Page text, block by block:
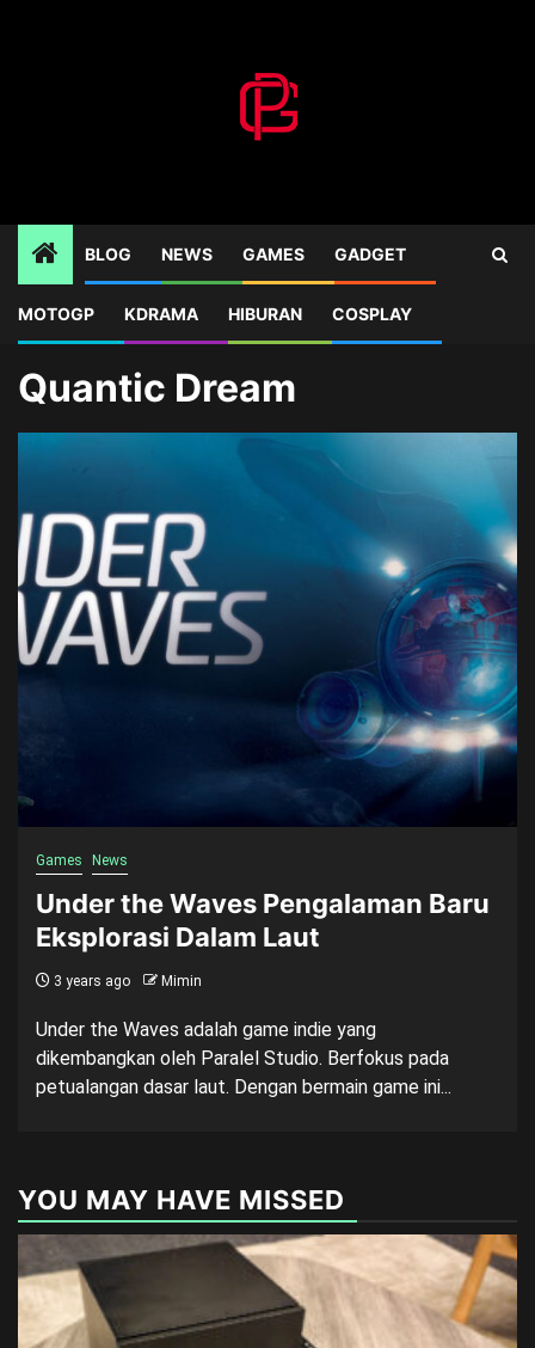
BLOG NEWS GAMES GADGET
MOTOGP KDRAMA HIBURAN COSPLAY
Home Blog Quantic Dream
Quantic Dream
Games News
Under the Waves Pengalaman Baru
Eksplorasi Dalam Laut
3 years ago Mimin
Under the Waves adalah game indie yang
dikembangkan oleh Paralel Studio. Berfokus pada
petualangan dasar laut. Dengan bermain game ini...
YOU MAY HAVE MISSED